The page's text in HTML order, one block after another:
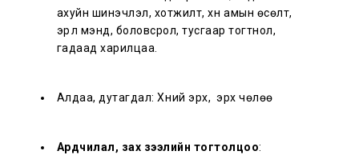
ахуйн шинэчлэл, хотжилт, хүн амын өсөлт,
эрүүл мэнд, боловсрол, тусгаар тогтнол,
гадаад харилцаа.
Алдаа, дутагдал: Хүний эрх, эрх чөлөө
Ардчилал, зах зээлийн тогтолцоо: